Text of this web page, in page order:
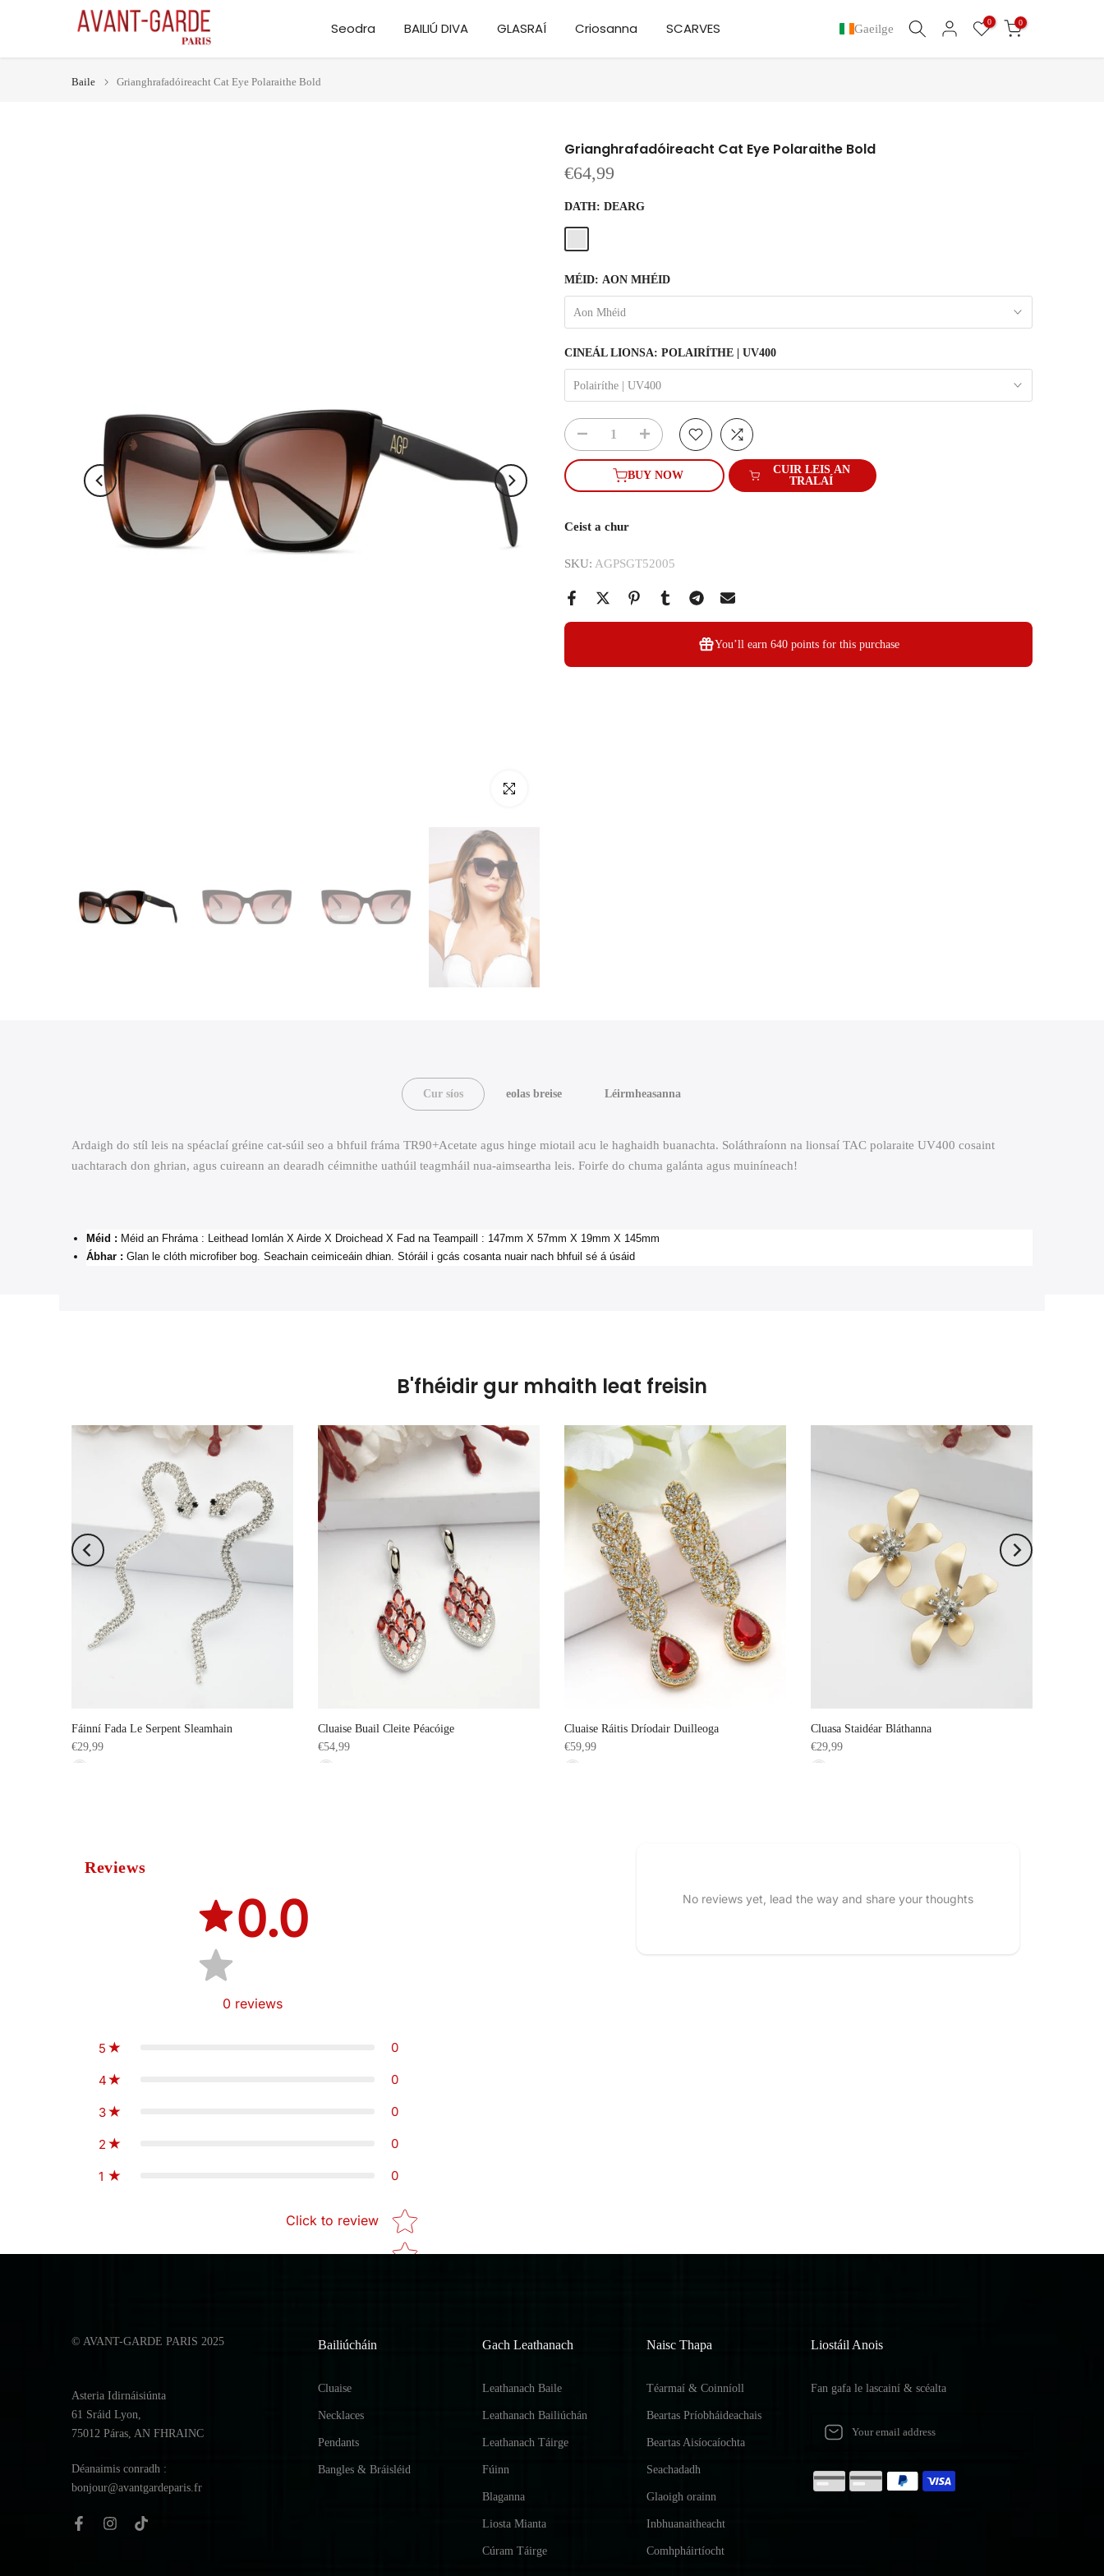
ábhar
Seodra BAILIÚ DIVA GLASRAÍ Criosanna SCARVES Gaeilge 0 0
Baile Grianghrafadóireacht Cat Eye Polaraithe Bold
Cliceáil chun é a mhéadú
Grianghrafadóireacht Cat Eye Polaraithe Bold
€64,99
DATH: DEARG
MÉID: AON MHÉID
Aon Mhéid
CINEÁL LIONSA: POLAIRÍTHE | UV400
Polairíthe | UV400
BUY NOW
CUIR LEIS AN
TRALAÍ
Ceist a chur
SKU: AGPSGT52005
You’ll earn 640 pointsfor this purchase
Cur síos eolas breise Léirmheasanna
Ardaigh do stíl leis na spéaclaí gréine cat-súil seo a bhfuil fráma TR90+Acetate agus hinge miotail acu le haghaidh buanachta. Soláthraíonn na lionsaí TAC polaraite UV400 cosaint
uachtarach don ghrian, agus cuireann an dearadh céimnithe uathúil teagmháil nua-aimseartha leis. Foirfe do chuma galánta agus muiníneach!
Méid : Méid an Fhráma : Leithead Iomlán X Airde X Droichead X Fad na Teampaill : 147mm X 57mm X 19mm X 145mm
Ábhar : Glan le clóth microfiber bog. Seachain ceimiceáin dhian. Stóráil i gcás cosanta nuair nach bhfuil sé á úsáid
B'fhéidir gur mhaith leat freisin
Fáinní Fada Le Serpent Sleamhain
€29,99
Cluaise Buail Cleite Péacóige
€54,99
Cluaise Ráitis Dríodair Duilleoga
€59,99
Cluasa Staidéar Bláthanna
€29,99
Reviews
0.0
0 reviews
5 0
4 0
3 0
2 0
1 0
Click to review Star rating
No reviews yet, lead the way and share your thoughts
© AVANT-GARDE PARIS 2025
Asteria Idirnáisiúnta
61 Sráid Lyon,
75012 Páras, AN FHRAINC
Déanaimis conradh :
bonjour@avantgardeparis.fr
Bailiúcháin
Cluaise
Necklaces
Pendants
Bangles & Bráisléid
Gach Leathanach
Leathanach Baile
Leathanach Bailiúchán
Leathanach Táirge
Fúinn
Blaganna
Liosta Mianta
Cúram Táirge
Naisc Thapa
Téarmaí & Coinníoll
Beartas Príobháideachais
Beartas Aisíocaíochta
Seachadadh
Glaoigh orainn
Inbhuanaitheacht
Comhpháirtíocht
Liostáil Anois
Fan gafa le lascainí & scéalta